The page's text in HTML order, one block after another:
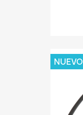
NUEVO